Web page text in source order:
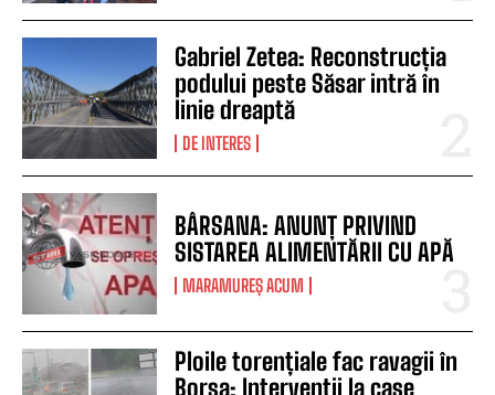
Gabriel Zetea: Reconstrucția
podului peste Săsar intră în
linie dreaptă
DE INTERES
BÂRSANA: ANUNȚ PRIVIND
SISTAREA ALIMENTĂRII CU APĂ
MARAMUREȘ ACUM
Ploile torențiale fac ravagii în
Borșa: Intervenții la case